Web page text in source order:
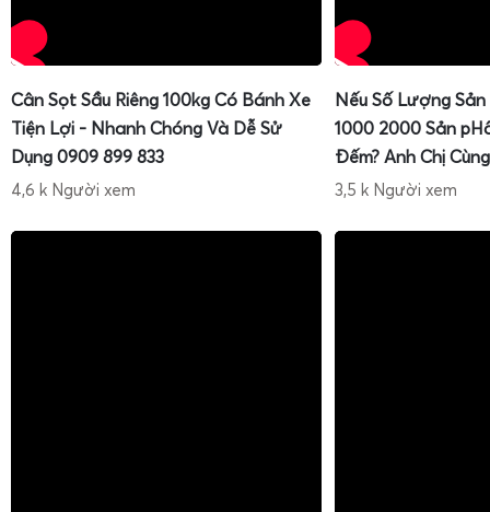
Cân Sọt Sầu Riêng 100kg Có Bánh Xe
Tiện Lợi - Nhanh Chóng Và Dễ Sử
Dụng 0909 899 833
4,6 k Người xem
Nếu Số Lượng
1000 2000 Sản
Đếm? Anh Chị
3,5 k Người xem